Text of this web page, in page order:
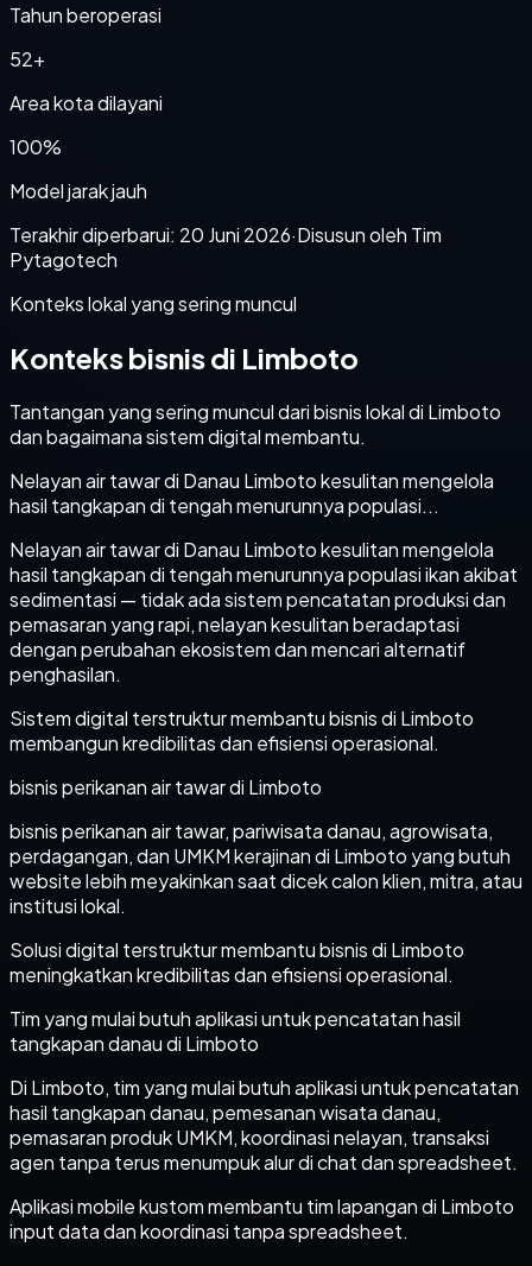
Tahun beroperasi
52+
Area kota dilayani
100%
Model jarak jauh
Terakhir diperbarui: 20 Juni 2026·Disusun oleh Tim
Pytagotech
Konteks lokal yang sering muncul
Konteks bisnis di Limboto
Tantangan yang sering muncul dari bisnis lokal di Limboto
dan bagaimana sistem digital membantu.
Nelayan air tawar di Danau Limboto kesulitan mengelola
hasil tangkapan di tengah menurunnya populasi...
Nelayan air tawar di Danau Limboto kesulitan mengelola
hasil tangkapan di tengah menurunnya populasi ikan akibat
sedimentasi — tidak ada sistem pencatatan produksi dan
pemasaran yang rapi, nelayan kesulitan beradaptasi
dengan perubahan ekosistem dan mencari alternatif
penghasilan.
Sistem digital terstruktur membantu bisnis di Limboto
membangun kredibilitas dan efisiensi operasional.
bisnis perikanan air tawar di Limboto
bisnis perikanan air tawar, pariwisata danau, agrowisata,
perdagangan, dan UMKM kerajinan di Limboto yang butuh
website lebih meyakinkan saat dicek calon klien, mitra, atau
institusi lokal.
Solusi digital terstruktur membantu bisnis di Limboto
meningkatkan kredibilitas dan efisiensi operasional.
Tim yang mulai butuh aplikasi untuk pencatatan hasil
tangkapan danau di Limboto
Di Limboto, tim yang mulai butuh aplikasi untuk pencatatan
hasil tangkapan danau, pemesanan wisata danau,
pemasaran produk UMKM, koordinasi nelayan, transaksi
agen tanpa terus menumpuk alur di chat dan spreadsheet.
Aplikasi mobile kustom membantu tim lapangan di Limboto
input data dan koordinasi tanpa spreadsheet.